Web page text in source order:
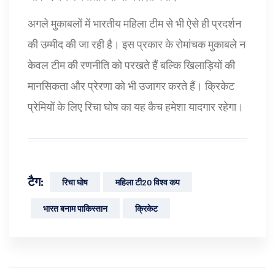
अगले मुकाबलों में भारतीय महिला टीम से भी ऐसे ही प्रदर्शन
की उम्मीद की जा रही है। इस प्रकार के रोमांचक मुकाबले न
केवल टीम की रणनीति को परखते हैं बल्कि खिलाड़ियों की
मानसिकता और प्रेरणा को भी उजागर करते हैं। क्रिकेट
प्रेमियों के लिए रिचा घोष का यह कैच हमेशा यादगार रहेगा।
टैग: रिचा घोष महिला टी20 विश्व कप
भारत बनाम पाकिस्तान क्रिकेट